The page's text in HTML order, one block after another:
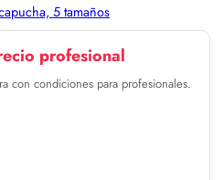
5 tamaños
profesional
con condiciones para profesionales.